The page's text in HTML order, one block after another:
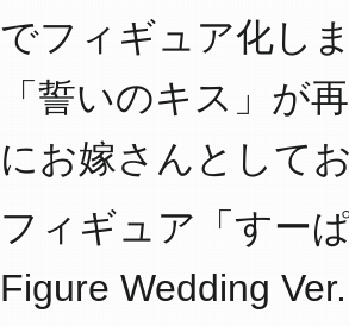
でフィギュア化し
「誓いのキス」
にお嫁さんとして
フィギュア「すー
Figure Wedding